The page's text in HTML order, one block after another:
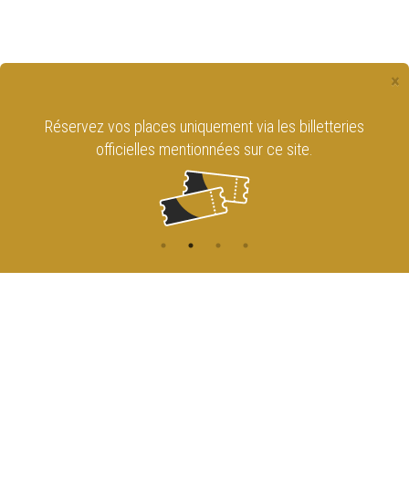
×
Réservez vos places uniquement via les billetteries
officielles mentionnées sur ce site.